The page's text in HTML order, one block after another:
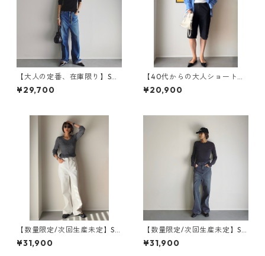
【大人の定番、在庫限り】SAL
UU サルー / WB24314-MID B
LUE
¥29,700
【40代からの大人ショートパ
ンツ】Marine Shorts/ マリン
ショーツ / WB25122-BLACK
¥20,900
【数量限定/次回生産未定】SA
LUU サルー / WB25309-WH
ITE
¥31,900
【数量限定/次回生産未定】SA
LUU サルー / WB25300-GR
EY
¥31,900